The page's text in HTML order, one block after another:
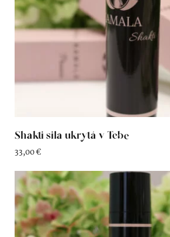
Shakti sila ukrytá v Tebe
33,00€